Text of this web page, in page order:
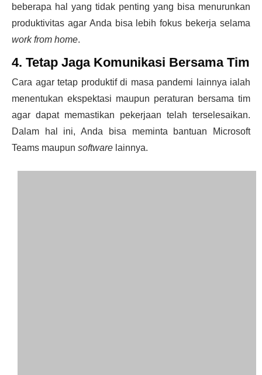
beberapa hal yang tidak penting yang bisa menurunkan
produktivitas agar Anda bisa lebih fokus bekerja selama
work from home.
4. Tetap Jaga Komunikasi Bersama Tim
Cara agar tetap produktif di masa pandemi
lainnya ialah
menentukan ekspektasi maupun peraturan bersama tim
agar dapat memastikan pekerjaan telah terselesaikan.
Dalam hal ini, Anda bisa meminta bantuan Microsoft
Teams maupun software lainnya.